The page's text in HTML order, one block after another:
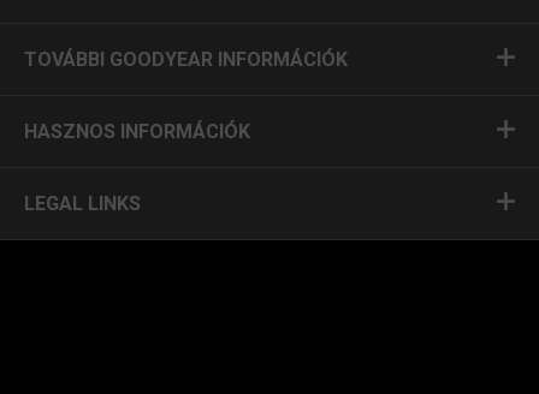
TOVÁBBI GOODYEAR INFORMÁCIÓK
HASZNOS INFORMÁCIÓK
LEGAL LINKS